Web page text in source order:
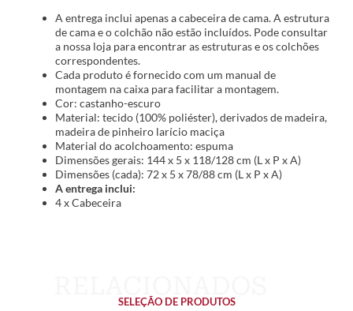
A entrega inclui apenas a cabeceira de cama. A estrutura
de cama e o colchão não estão incluídos. Pode consultar
a nossa loja para encontrar as estruturas e os colchões
correspondentes.
Cada produto é fornecido com um manual de
montagem na caixa para facilitar a montagem.
Cor: castanho-escuro
Material: tecido (100% poliéster), derivados de madeira,
madeira de pinheiro larício maciça
Material do acolchoamento: espuma
Dimensões gerais: 144 x 5 x 118/128 cm (L x P x A)
Dimensões (cada): 72 x 5 x 78/88 cm (L x P x A)
A entrega inclui:
4 x Cabeceira
SELEÇÃO DE PRODUTOS